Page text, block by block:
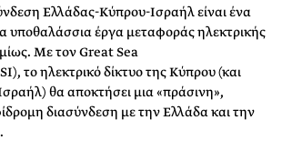
Ελλάδας-Κύπρου-Ισραήλ είναι ένα
υποθαλάσσια έργα μεταφοράς ηλεκτρικής
Με τον Great Sea
το ηλεκτρικό δίκτυο της Κύπρου (και
θα αποκτήσει μια «πράσινη»,
διασύνδεση με την Ελλάδα και την